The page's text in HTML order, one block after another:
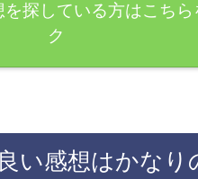
探している方はこちら
ク
い感想はかなり